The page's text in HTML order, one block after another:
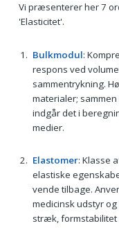
Vi præsenterer her 7
'Elasticitet'.
Bulkmodul:
respons ved
sammentrykning.
materialer;
indgår det i
medier.
Elastomer: Klasse
elastiske
vende tilbage.
medicinsk udstyr
stræk, formstabilitet